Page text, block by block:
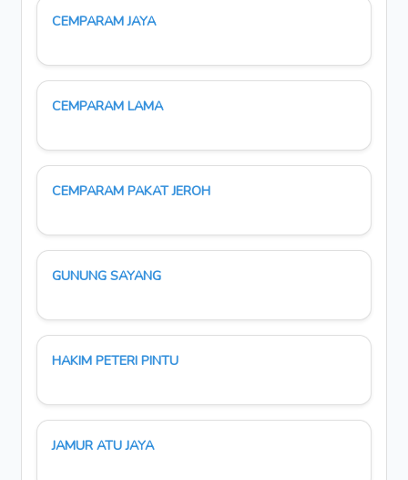
CEMPARAM JAYA
CEMPARAM LAMA
CEMPARAM PAKAT JEROH
GUNUNG SAYANG
HAKIM PETERI PINTU
JAMUR ATU JAYA